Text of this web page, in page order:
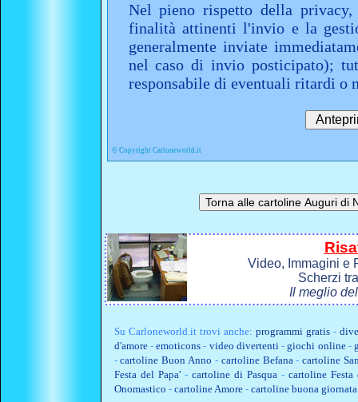
Nel pieno rispetto della
finalità attinenti l'invio e la
generalmente inviate
nel caso di invio posticipato);
responsabile di eventuali ritardi o
© Copyright Carloneworld.it
Video, Immagini e
Scherzi
Il meglio
Su Carloneworld.ittrovi anche: programmi gratis-
d'amore-emoticons - video divertenti-giochi online-
-cartoline Buon Anno - cartoline Befana-cartoline
Festa del Papa'- cartoline di Pasqua- cartoline Festa
Onomastico - cartoline Amore- cartoline buona giornata